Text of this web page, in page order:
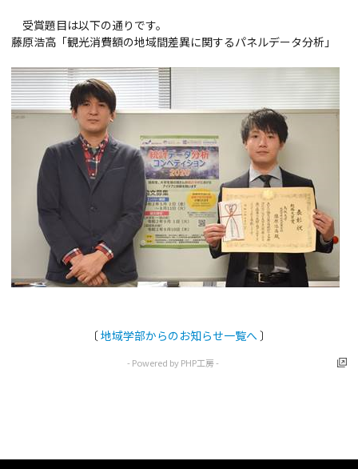
受賞題目は以下の通りです。
藤原浩高「観光消費額の地域間差異に関するパネルデータ分析」
〔地域学部からのお知らせ一覧へ〕
- Powered by PHP工房 -